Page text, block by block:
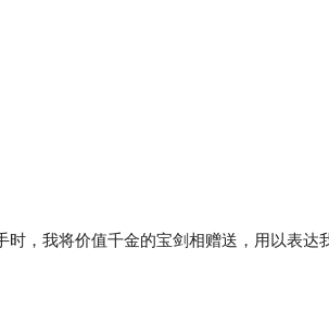
时，我将价值千金的宝剑相赠送，用以表达